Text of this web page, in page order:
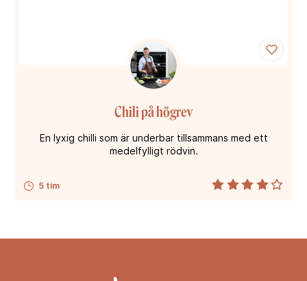
5 tim
Chili på högrev
En lyxig chilli som är underbar tillsammans med ett
medelfylligt rödvin.